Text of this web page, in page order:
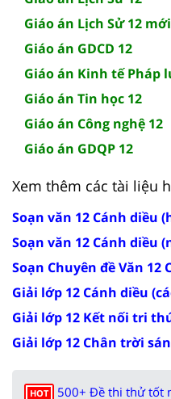
Giáo án Lịch Sử 12 mới
Giáo án GDCD 12
Giáo án Kinh tế Pháp
Giáo án Tin học 12
Giáo án Công nghệ 12
Giáo án GDQP 12
Xem thêm các tài liệu
Soạn văn 12 Cánh diều
Soạn văn 12 Cánh diều
Soạn Chuyên đề Văn 12
Giải lớp 12 Cánh diều
Giải lớp 12 Kết nối tri
Giải lớp 12 Chân trời
HOT
500+ Đề thi thử tốt